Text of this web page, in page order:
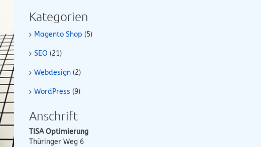
Kategorien
Magento Shop (5)
SEO (21)
Webdesign (2)
WordPress (9)
Anschrift
TISA Optimierung
Thüringer Weg 6